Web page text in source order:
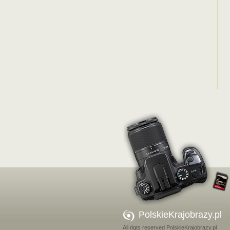
PolskieKrajobrazy.pl
All rigts reserved PolskieKrajobrazy.pl